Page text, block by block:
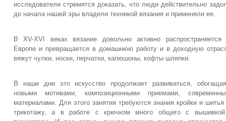
исследователи стремятся доказать, что люди действительно
до начала нашей эры владели техникой вязания и применяли ее.
В XV-XVI веках вязание довольно активно распространяется
Европе и превращается в домашнюю работу и в доходную
вяжут чулки, носки, перчатки, капюшоны, кофты шляпки.
В наши дни это искусство продолжает развиваться,
новыми мотивами, композиционными приемами,
материалами. Для этого занятия требуются знания кройки и шитья
трикотажу, а в работе с крючком много общего с